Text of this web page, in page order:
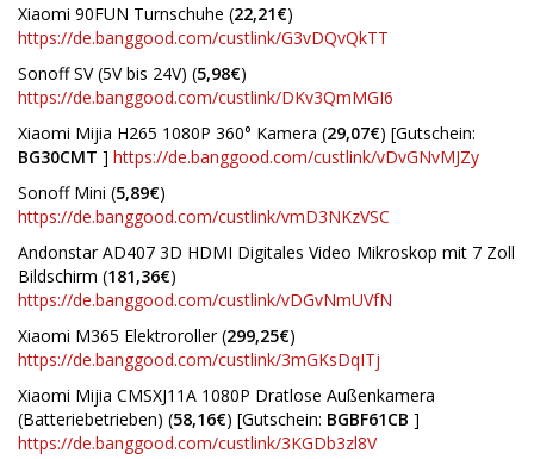
Xiaomi 90FUN Turnschuhe (22,21€)
https://de.banggood.com/custlink/G3vDQvQkTT
Sonoff SV (5V bis 24V) (5,98€)
https://de.banggood.com/custlink/DKv3QmMGI6
Xiaomi Mijia H265 1080P 360° Kamera (29,07€) [Gutschein:
BG30CMT ] https://de.banggood.com/custlink/vDvGNvMJZy
Sonoff Mini (5,89€)
https://de.banggood.com/custlink/vmD3NKzVSC
Andonstar AD407 3D HDMI Digitales Video Mikroskop mit 7 Zoll
Bildschirm (181,36€)
https://de.banggood.com/custlink/vDGvNmUVfN
Xiaomi M365 Elektroroller (299,25€)
https://de.banggood.com/custlink/3mGKsDqITj
Xiaomi Mijia CMSXJ11A 1080P Dratlose Außenkamera
(Batteriebetrieben) (58,16€) [Gutschein: BGBF61CB ]
https://de.banggood.com/custlink/3KGDb3zl8V